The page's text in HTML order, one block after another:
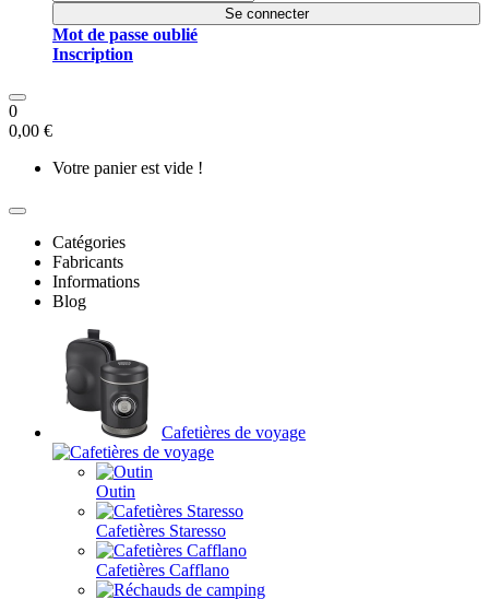
Se connecter
Mot de passe oublié
Inscription
0
0,00 €
Votre panier est vide !
Catégories
Fabricants
Informations
Blog
Cafetières de voyage
Outin
Cafetières Staresso
Cafetières Cafflano